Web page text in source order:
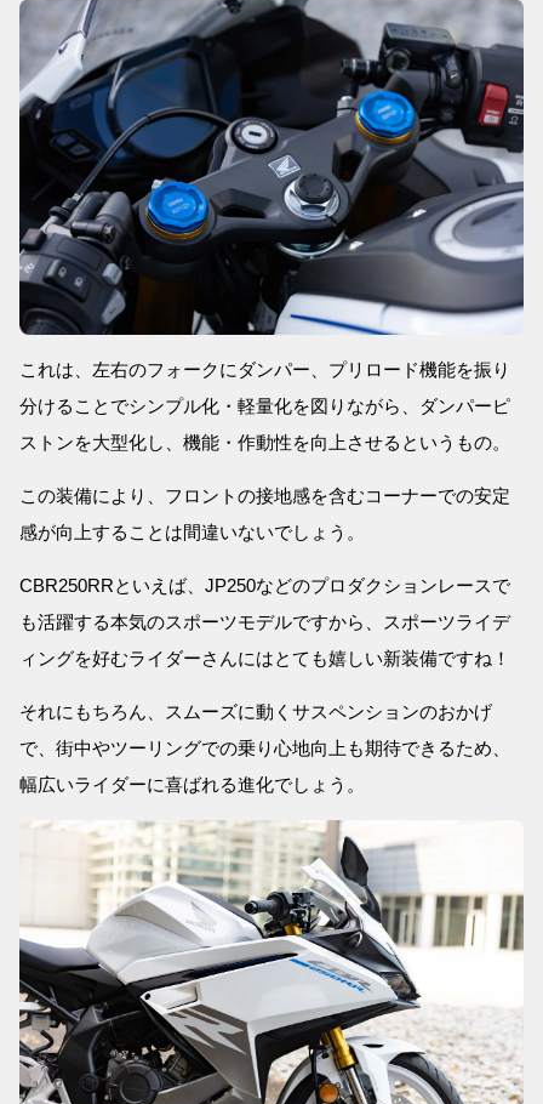
これは、左右のフォークにダンパー、プリロード機能を振り
分けることでシンプル化・軽量化を図りながら、ダンパーピ
ストンを大型化し、機能・作動性を向上させるというもの。
この装備により、フロントの接地感を含むコーナーでの安定
感が向上することは間違いないでしょう。
CBR250RRといえば、JP250などのプロダクションレースで
も活躍する本気のスポーツモデルですから、スポーツライデ
ィングを好むライダーさんにはとても嬉しい新装備ですね！
それにもちろん、スムーズに動くサスペンションのおかげ
で、街中やツーリングでの乗り心地向上も期待できるため、
幅広いライダーに喜ばれる進化でしょう。